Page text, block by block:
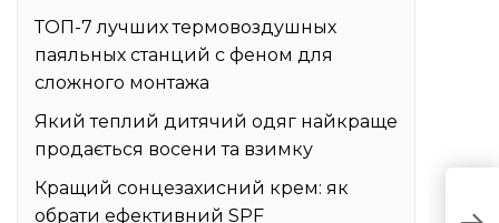
ТОП-7 лучших термовоздушных
паяльных станций с феном для
сложного монтажа
Який теплий дитячий одяг найкраще
продається восени та взимку
Кращий сонцезахисний крем: як
обрати ефективний SPF